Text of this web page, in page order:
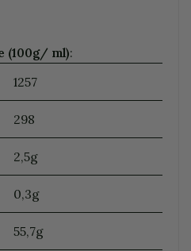
ml):
1257
298
2,5g
0,3g
55,7g